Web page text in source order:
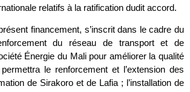
relatifs à la ratification dudit accord.
financement, s’inscrit dans le cadre du
du réseau de transport et de
Énergie du Mali pour améliorer la qualité
le renforcement et l’extension des
de Sirakoro et de Lafia ; l’installation de